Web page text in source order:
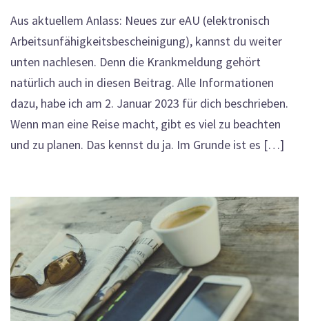
Aus aktuellem Anlass: Neues zur eAU (elektronisch
Arbeitsunfähigkeitsbescheinigung), kannst du weiter
unten nachlesen. Denn die Krankmeldung gehört
natürlich auch in diesen Beitrag. Alle Informationen
dazu, habe ich am 2. Januar 2023 für dich beschrieben.
Wenn man eine Reise macht, gibt es viel zu beachten
und zu planen. Das kennst du ja. Im Grunde ist es […]